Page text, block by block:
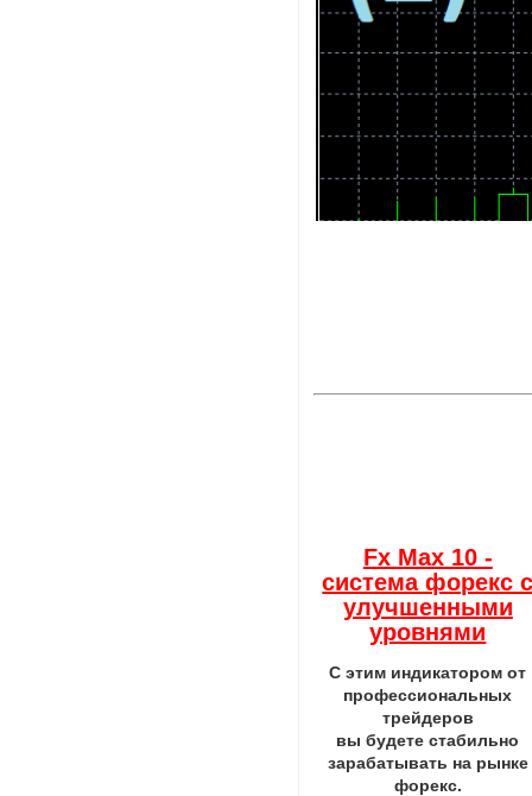
Fx Max 10 -
система форекс
улучшенными
уровнями
С этим индикатором от
профессиональных
трейдеров
вы будете стабильно
зарабатывать на рынке
форекс.